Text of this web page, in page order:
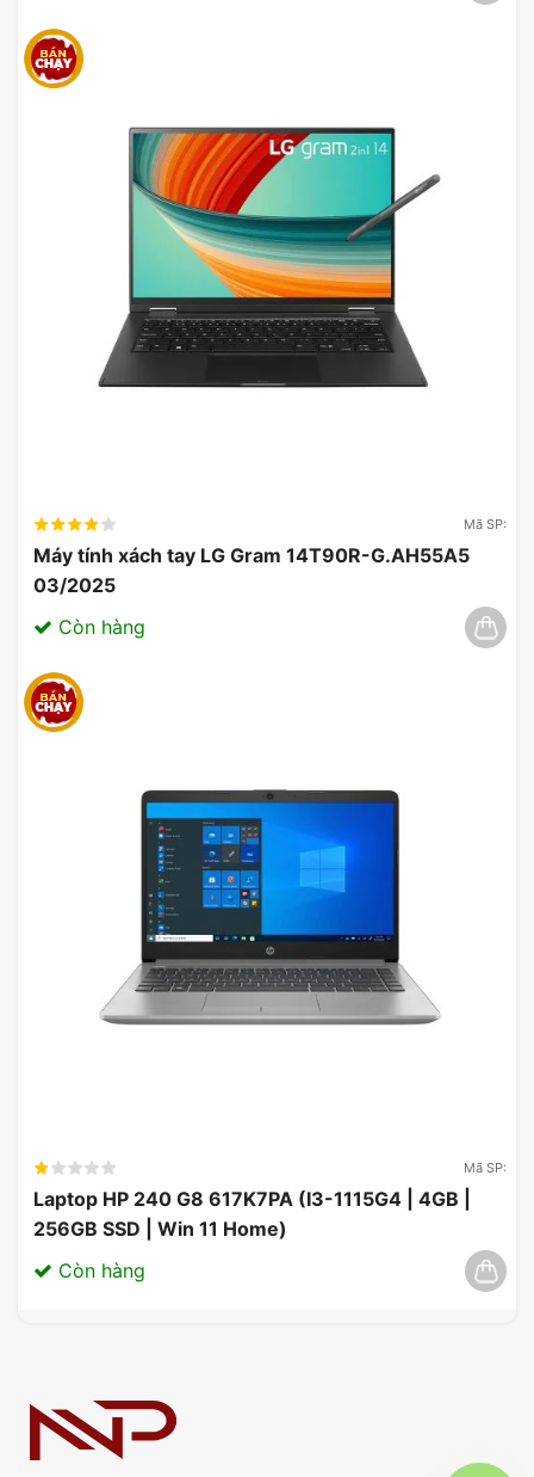
Mã SP:
Máy tính xách tay LG Gram 14T90R-G.AH55A5
03/2025
Còn hàng
Mã SP:
Laptop HP 240 G8 617K7PA (I3-1115G4 | 4GB |
256GB SSD | Win 11 Home)
Còn hàng